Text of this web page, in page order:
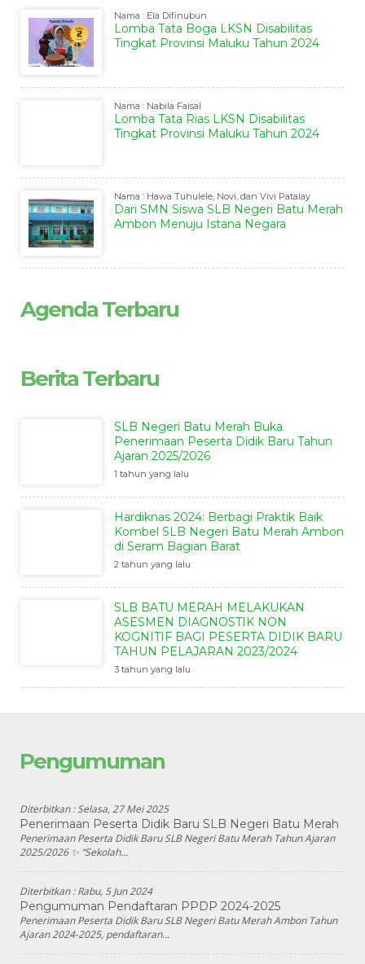
Nama : Ela Difinubun
Lomba Tata Boga LKSN Disabilitas
Tingkat Provinsi Maluku Tahun 2024
Nama : Nabila Faisal
Lomba Tata Rias LKSN Disabilitas
Tingkat Provinsi Maluku Tahun 2024
Nama : Hawa Tuhulele, Novi, dan Vivi Patalay
Dari SMN Siswa SLB Negeri Batu Merah
Ambon Menuju Istana Negara
Agenda Terbaru
Berita Terbaru
SLB Negeri Batu Merah Buka
Penerimaan Peserta Didik Baru Tahun
Ajaran 2025/2026
1 tahun yang lalu
Hardiknas 2024: Berbagi Praktik Baik
Kombel SLB Negeri Batu Merah Ambon
di Seram Bagian Barat
2 tahun yang lalu
SLB BATU MERAH MELAKUKAN
ASESMEN DIAGNOSTIK NON
KOGNITIF BAGI PESERTA DIDIK BARU
TAHUN PELAJARAN 2023/2024
3 tahun yang lalu
Pengumuman
Diterbitkan :Selasa, 27 Mei 2025
Penerimaan Peserta Didik Baru SLB Negeri Batu Merah
Penerimaan Peserta Didik Baru SLB Negeri Batu Merah Tahun Ajaran
2025/2026 ✨ “Sekolah...
Diterbitkan :Rabu, 5 Jun 2024
Pengumuman Pendaftaran PPDP 2024-2025
Penerimaan Peserta Didik Baru SLB Negeri Batu Merah Ambon Tahun
Ajaran 2024-2025, pendaftaran...